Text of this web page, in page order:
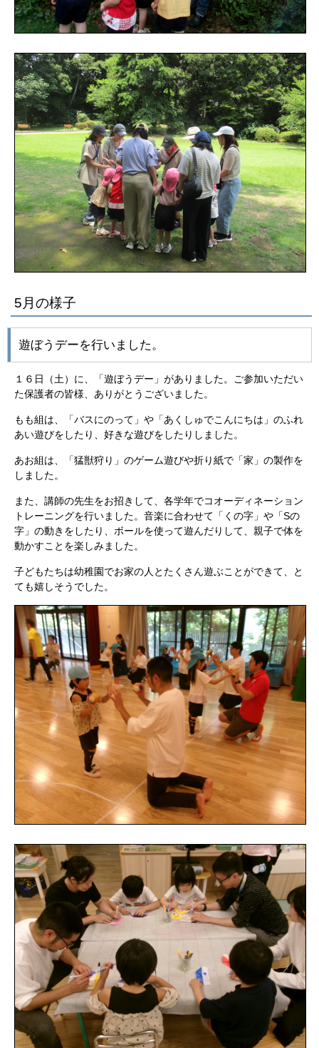
5月の様子
遊ぼうデーを行いました。
１６日（土）に、「遊ぼうデー」がありました。ご参加いただい
た保護者の皆様、ありがとうございました。
もも組は、「バスにのって」や「あくしゅでこんにちは」のふれ
あい遊びをしたり、好きな遊びをしたりしました。
あお組は、「猛獣狩り」のゲーム遊びや折り紙で「家」の製作を
しました。
また、講師の先生をお招きして、各学年でコオーディネーション
トレーニングを行いました。音楽に合わせて「くの字」や「Sの
字」の動きをしたり、ボールを使って遊んだりして、親子で体を
動かすことを楽しみました。
子どもたちは幼稚園でお家の人とたくさん遊ぶことができて、と
ても嬉しそうでした。